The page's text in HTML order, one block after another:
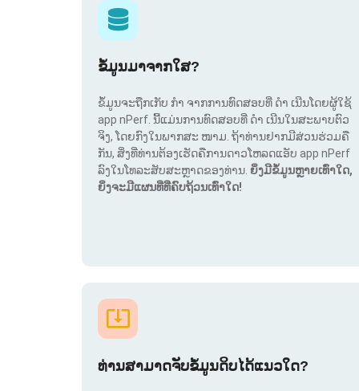
ຂໍ້ມູນມາຈາກໃສ?
ຂໍ້ມູນຈະຖືກເກັບ ກຳ ຈາກການທົດສອບທີ່ ດຳ ເນີນໂດຍຜູ້ໃຊ້
app nPerf. ນີ້ແມ່ນການທົດສອບທີ່ ດຳ ເນີນໃນສະພາບຕົວ
ຈິງ, ໂດຍກົງໃນພາກສະ ໜາມ. ຖ້າທ່ານຢາກມີສ່ວນຮ່ວມຄື
ກັນ, ສິ່ງທີ່ທ່ານຕ້ອງເຮັດຄືການດາວໂຫລດແອັບ app nPerf
ລົງໃນໂທລະສັບສະຫຼາດຂອງທ່ານ. ຍິ່ງມີຂໍ້ມູນຫຼາຍເທົ່າໃດ,
ຍິ່ງຈະມີແຜນທີ່ທີ່ຄົບຖ້ວນເທົ່າໃດ!
ທ່ານສາມາດຈັບຂໍ້ມູນດິບໄດ້ແນວໃດ?